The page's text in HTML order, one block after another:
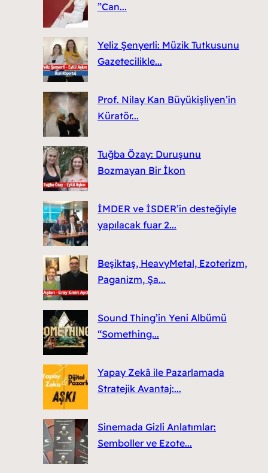
”Can...
Yeliz Şenyerli: Müzik Tutkusunu
Gazetecilikle...
Prof. Nilay Kan Büyükişliyen’in
Küratör...
Tuğba Özay: Duruşunu
Bozmayan Bir İkon
İMDER ve İSDER’in desteğiyle
yapılacak fuar 2...
Beşiktaş, HeavyMetal, Ezoterizm,
Paganizm, Şa...
Sound Thing’in Yeni Albümü
“Something...
Yapay Zekâ ile Pazarlamada
Stratejik Avantaj:...
Sinemada Gizli Anlatımlar:
Semboller ve Ezote...